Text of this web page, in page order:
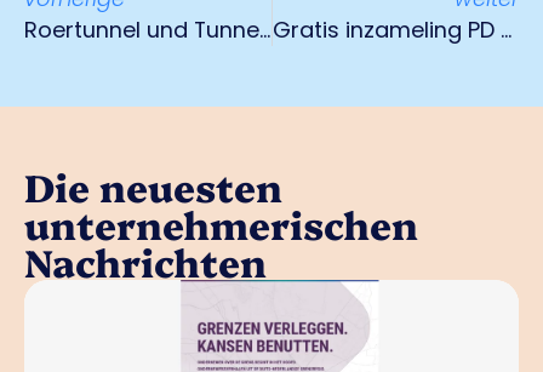
Roertunnel und Tunnel Swalmen im Sommer geschlossen
Gratis inzameling PD en flessenglas
Die neuesten
unternehmerischen
Nachrichten